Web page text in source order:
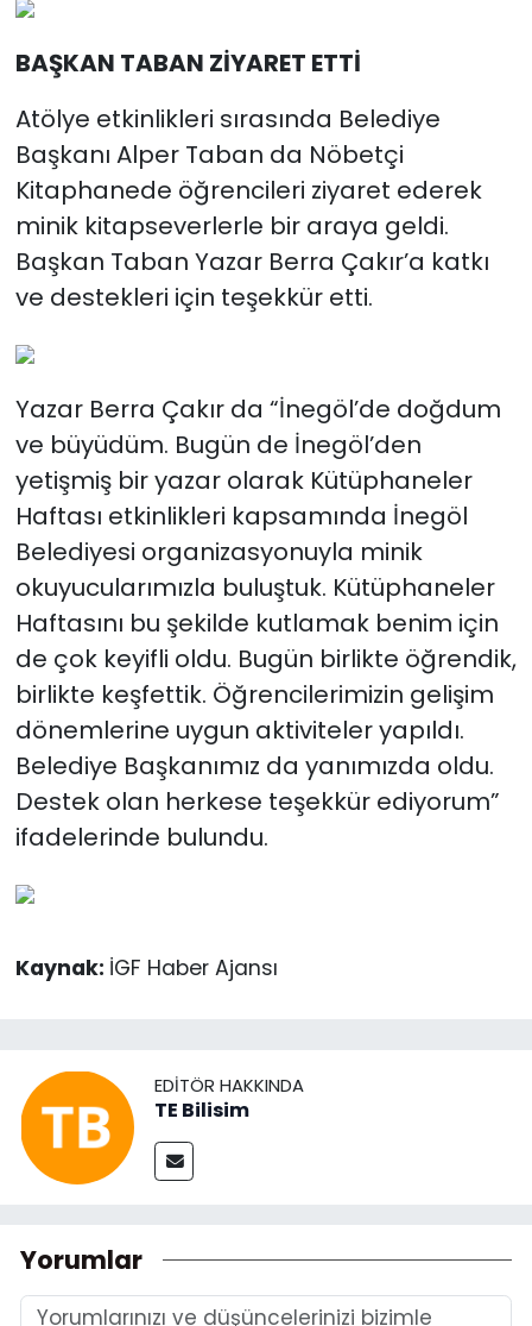
BAŞKAN TABAN ZİYARET ETTİ
Atölye etkinlikleri sırasında Belediye
Başkanı Alper Taban da Nöbetçi
Kitaphanede öğrencileri ziyaret ederek
minik kitapseverlerle bir araya geldi.
Başkan Taban Yazar Berra Çakır’a katkı
ve destekleri için teşekkür etti.
Yazar Berra Çakır da “İnegöl’de doğdum
ve büyüdüm. Bugün de İnegöl’den
yetişmiş bir yazar olarak Kütüphaneler
Haftası etkinlikleri kapsamında İnegöl
Belediyesi organizasyonuyla minik
okuyucularımızla buluştuk. Kütüphaneler
Haftasını bu şekilde kutlamak benim için
de çok keyifli oldu. Bugün birlikte öğrendik,
birlikte keşfettik. Öğrencilerimizin gelişim
dönemlerine uygun aktiviteler yapıldı.
Belediye Başkanımız da yanımızda oldu.
Destek olan herkese teşekkür ediyorum”
ifadelerinde bulundu.
Kaynak: İGF Haber Ajansı
EDITÖR HAKKINDA
TE Bilisim
Yorumlar